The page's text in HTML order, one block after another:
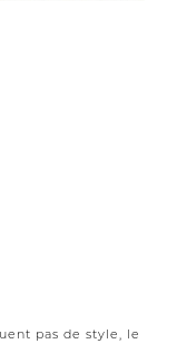
pas de style, le